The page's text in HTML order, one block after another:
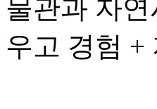
물관과 자
우고 경험 +